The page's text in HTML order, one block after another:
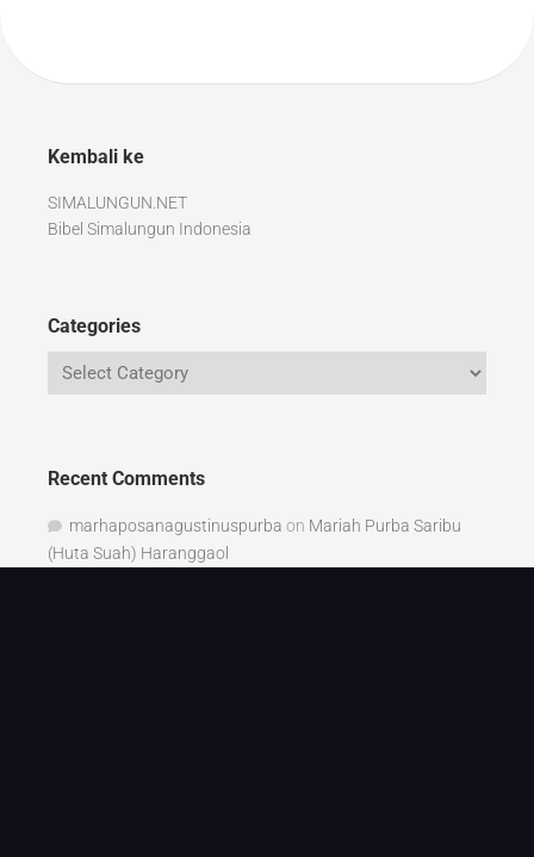
Kembali ke
SIMALUNGUN.NET
Bibel Simalungun Indonesia
Categories
Recent Comments
marhaposanagustinuspurba on Mariah Purba Saribu
(Huta Suah) Haranggaol